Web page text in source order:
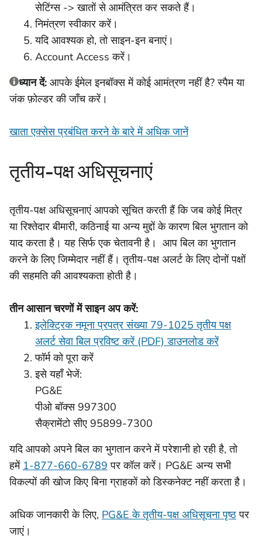
सेटिंग्स -> खातों से आमंत्रित कर सकते हैं।
निमंत्रण स्वीकार करें।
यदि आवश्यक हो, तो साइन-इन बनाएं।
Account Access करें।
ध्यान दें: आपके ईमेल इनबॉक्स में कोई आमंत्रण नहीं है? स्पैम या
जंक फ़ोल्डर की जाँच करें।
खाता एक्सेस प्रबंधित करने के बारे में अधिक जानें
तृतीय-पक्ष अधिसूचनाएं
तृतीय-पक्ष अधिसूचनाएं आपको सूचित करती हैं कि जब कोई मित्र
या रिश्तेदार बीमारी, कठिनाई या अन्य मुद्दों के कारण बिल भुगतान को
याद करता है। यह सिर्फ एक चेतावनी है। आप बिल का भुगतान
करने के लिए जिम्मेदार नहीं हैं। तृतीय-पक्ष अलर्ट के लिए दोनों पक्षों
की सहमति की आवश्यकता होती है।
तीन आसान चरणों में साइन अप करें:
इलेक्ट्रिक नमूना प्रपत्र संख्या 79-1025 तृतीय पक्ष
अलर्ट सेवा बिल प्रविष्ट करें (PDF) डाउनलोड करें
फॉर्म को पूरा करें
इसे यहाँ भेजें:
PG&E
पीओ बॉक्स 997300
सैक्रामेंटो सीए 95899-7300
यदि आपको अपने बिल का भुगतान करने में परेशानी हो रही है, तो
हमें 1-877-660-6789 पर कॉल करें। PG&E अन्य सभी
विकल्पों की खोज किए बिना ग्राहकों को डिस्कनेक्ट नहीं करता है।
अधिक जानकारी के लिए, PG&E के तृतीय-पक्ष अधिसूचना पृष्ठपर
जाएं।